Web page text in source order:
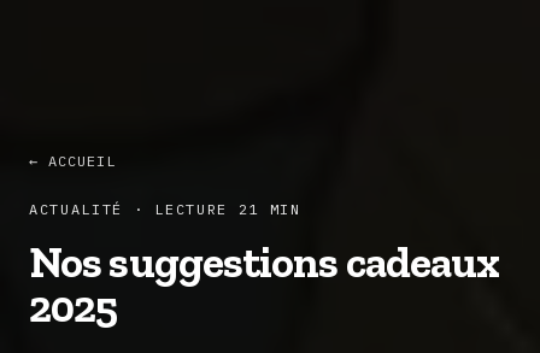
← ACCUEIL
ACTUALITÉ · LECTURE 21 MIN
Nos suggestions cadeaux
2025